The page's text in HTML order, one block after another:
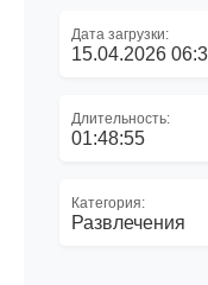
Дата загрузки:
15.04.2026
Длительность:
01:48:55
Категория:
Развлечения